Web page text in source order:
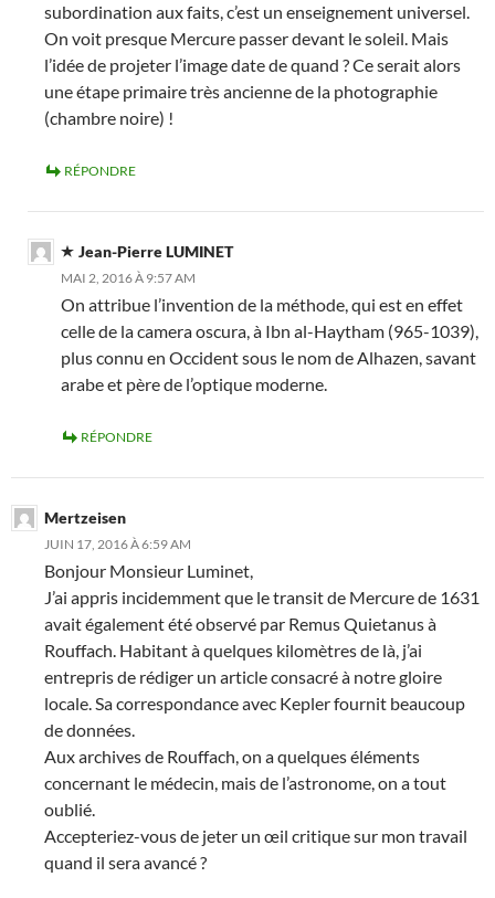
subordination aux faits, c’est un enseignement universel.
On voit presque Mercure passer devant le soleil. Mais
l’idée de projeter l’image date de quand ? Ce serait alors
une étape primaire très ancienne de la photographie
(chambre noire) !
RÉPONDRE
Jean-Pierre LUMINET
MAI 2, 2016 À 9:57 AM
On attribue l’invention de la méthode, qui est en effet
celle de la camera oscura, à Ibn al-Haytham (965-1039),
plus connu en Occident sous le nom de Alhazen, savant
arabe et père de l’optique moderne.
RÉPONDRE
Mertzeisen
JUIN 17, 2016 À 6:59 AM
Bonjour Monsieur Luminet,
J’ai appris incidemment que le transit de Mercure de 1631
avait également été observé par Remus Quietanus à
Rouffach. Habitant à quelques kilomètres de là, j’ai
entrepris de rédiger un article consacré à notre gloire
locale. Sa correspondance avec Kepler fournit beaucoup
de données.
Aux archives de Rouffach, on a quelques éléments
concernant le médecin, mais de l’astronome, on a tout
oublié.
Accepteriez-vous de jeter un œil critique sur mon travail
quand il sera avancé ?